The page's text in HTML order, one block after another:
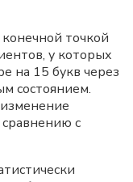
точкой
у которых
на 15 букв через
состоянием.
с